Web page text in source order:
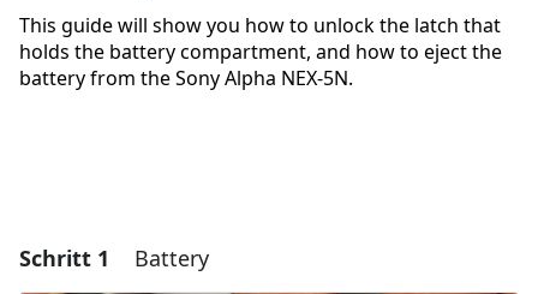
This guide will show you how to unlock the latch that
holds the battery compartment, and how to eject the
battery from the Sony Alpha NEX-5N.
Schritt 1 Battery